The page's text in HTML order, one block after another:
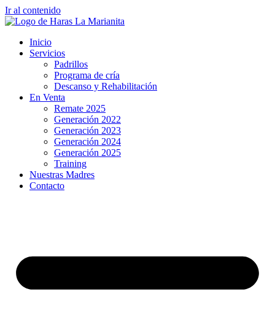
Ir al contenido
Inicio
Servicios
Padrillos
Programa de cría
Descanso y Rehabilitación
En Venta
Remate 2025
Generación 2022
Generación 2023
Generación 2024
Generación 2025
Training
Nuestras Madres
Contacto